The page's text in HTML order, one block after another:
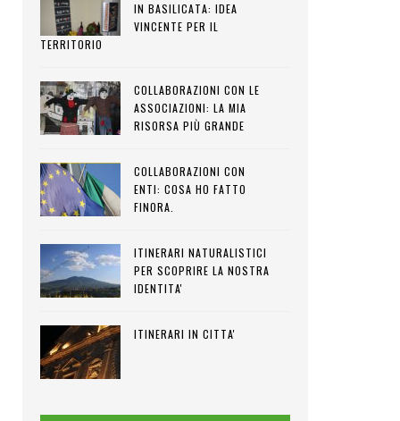
IN BASILICATA: IDEA
VINCENTE PER IL
TERRITORIO
COLLABORAZIONI CON LE
ASSOCIAZIONI: LA MIA
RISORSA PIÙ GRANDE
COLLABORAZIONI CON
ENTI: COSA HO FATTO
FINORA.
ITINERARI NATURALISTICI
PER SCOPRIRE LA NOSTRA
IDENTITA'
ITINERARI IN CITTA'